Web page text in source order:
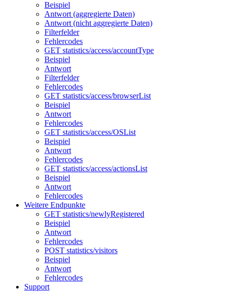
Beispiel
Antwort (aggregierte Daten)
Antwort (nicht aggregierte Daten)
Filterfelder
Fehlercodes
GET statistics/access/accountType
Beispiel
Antwort
Filterfelder
Fehlercodes
GET statistics/access/browserList
Beispiel
Antwort
Fehlercodes
GET statistics/access/OSList
Beispiel
Antwort
Fehlercodes
GET statistics/access/actionsList
Beispiel
Antwort
Fehlercodes
Weitere Endpunkte
GET statistics/newlyRegistered
Beispiel
Antwort
Fehlercodes
POST statistics/visitors
Beispiel
Antwort
Fehlercodes
Support